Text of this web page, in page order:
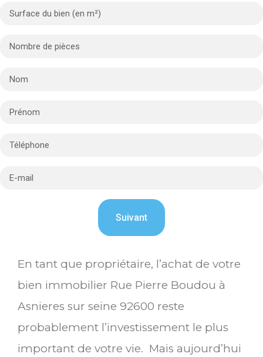
En tant que propriétaire, l’achat de votre
bien immobilier Rue Pierre Boudou à
Asnieres sur seine 92600 reste
probablement l’investissement le plus
important de votre vie. Mais aujourd’hui